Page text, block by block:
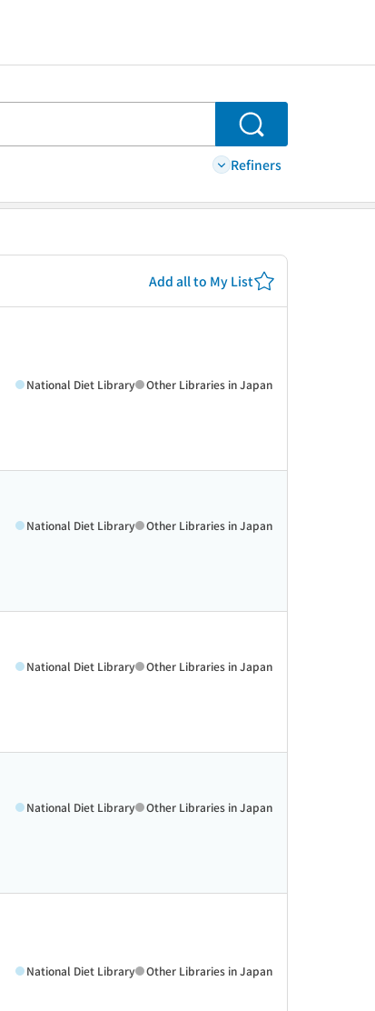
Search
Refiners
Add all to My List
National Diet Library Other Libraries in Japan
National Diet Library Other Libraries in Japan
National Diet Library Other Libraries in Japan
National Diet Library Other Libraries in Japan
National Diet Library Other Libraries in Japan